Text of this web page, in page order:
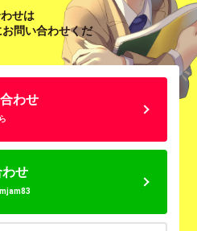
せは
問い合わせくだ
わせ
わせ